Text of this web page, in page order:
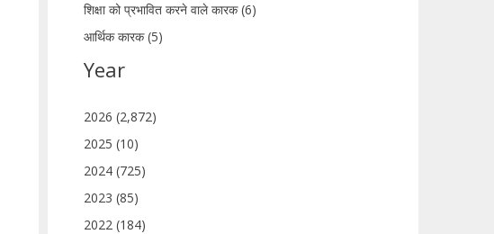
शिक्षा को प्रभावित करने वाले कारक (6)
आर्थिक कारक (5)
Year
2026 (2,872)
2025 (10)
2024 (725)
2023 (85)
2022 (184)